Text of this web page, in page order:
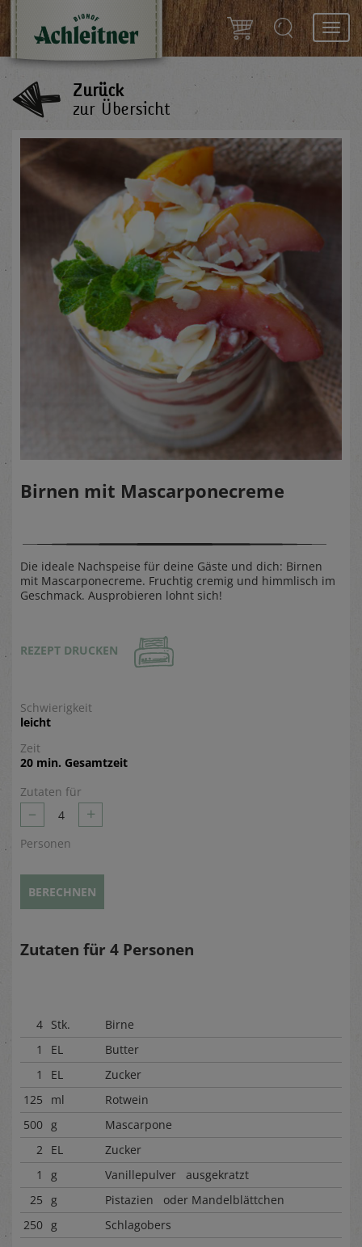
Zurück
zur Übersicht
Birnen mit Mascarponecreme
Die ideale Nachspeise für deine Gäste und dich: Birnen
mit Mascarponecreme. Fruchtig cremig und himmlisch im
Geschmack. Ausprobieren lohnt sich!
REZEPT DRUCKEN
Schwierigkeit
leicht
Zeit
20 min. Gesamtzeit
Zutaten für
– 4 +
Personen
BERECHNEN
Zutaten für 4 Personen
4 Stk.
Birne
1
EL
Butter
1
EL
Zucker
125
ml
Rotwein
500 g
Mascarpone
2 EL
Zucker
1
g
Vanillepulver ausgekratzt
25 g
Pistazien oder Mandelblättchen
250 g Schlagobers